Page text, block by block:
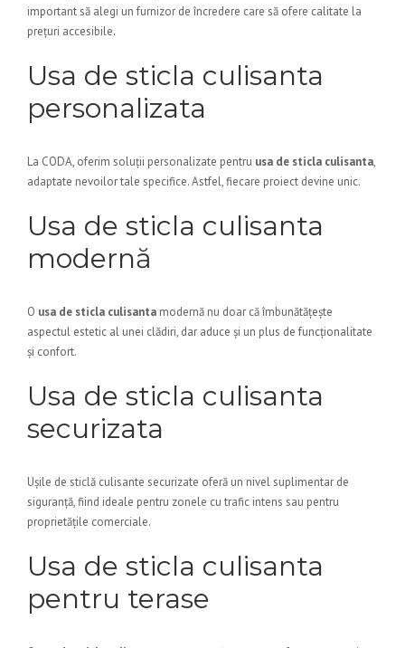
important să alegi un furnizor de încredere care să ofere calitate la
prețuri accesibile.
Usa de sticla culisanta
personalizata
La CODA, oferim soluții personalizate pentru usa de sticla culisanta,
adaptate nevoilor tale specifice. Astfel, fiecare proiect devine unic.
Usa de sticla culisanta
modernă
O usa de sticla culisanta modernă nu doar că îmbunătățește
aspectul estetic al unei clădiri, dar aduce și un plus de funcționalitate
și confort.
Usa de sticla culisanta
securizata
Ușile de sticlă culisante securizate oferă un nivel suplimentar de
siguranță, fiind ideale pentru zonele cu trafic intens sau pentru
proprietățile comerciale.
Usa de sticla culisanta
pentru terase